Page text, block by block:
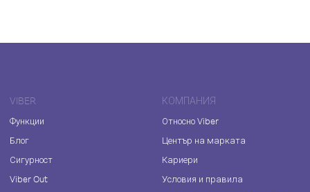
VIBER
Функции
Блог
Сигурност
Viber Out
КОМПАНИЯ
Относно Viber
Център на марката
Кариери
Условия и правила